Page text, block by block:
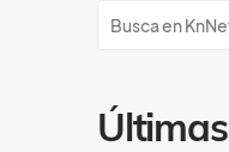
Últimas